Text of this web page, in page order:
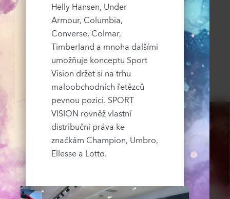
Helly Hansen, Under
Armour, Columbia,
Converse, Colmar,
Timberland a mnoha dalšími
umožňuje konceptu Sport
Vision držet si na trhu
maloobchodních řetězců
pevnou pozici. SPORT
VISION rovněž vlastní
distribuční práva ke
značkám Champion, Umbro,
Ellesse a Lotto.